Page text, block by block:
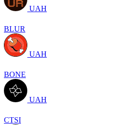
UAH
BLUR
UAH
BONE
UAH
CTSI